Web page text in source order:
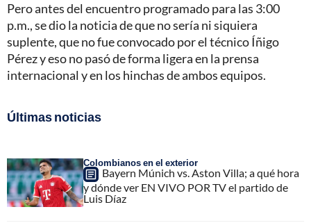
Pero antes del encuentro programado para las 3:00
p.m., se dio la noticia de que no sería ni siquiera
suplente, que no fue convocado por el técnico Íñigo
Pérez y eso no pasó de forma ligera en la prensa
internacional y en los hinchas de ambos equipos.
Últimas noticias
Colombianos en el exterior
Bayern Múnich vs. Aston Villa; a qué hora
y dónde ver EN VIVO POR TV el partido de
Luis Díaz